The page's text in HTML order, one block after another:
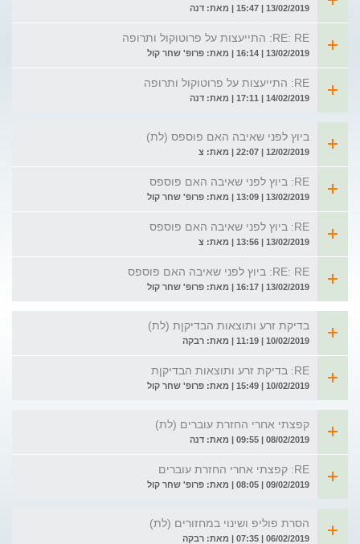
13/02/2019 | 15:47 | מאת: דנה
RE: RE: התייעצות על פרוטוקול ותרופה
13/02/2019 | 16:14 | מאת: פרופ' שחר קול
RE: התייעצות על פרוטוקול ותרופה
14/02/2019 | 17:11 | מאת: דנה
ביוץ לפני שאיבה האם פוספס (לת)
12/02/2019 | 22:07 | מאת: צ
RE: ביוץ לפני שאיבה האם פוספס
13/02/2019 | 13:09 | מאת: פרופ' שחר קול
RE: ביוץ לפני שאיבה האם פוספס
13/02/2019 | 13:56 | מאת: צ
RE: RE: ביוץ לפני שאיבה האם פוספס
13/02/2019 | 16:17 | מאת: פרופ' שחר קול
בדיקת זרע ותוצאות הבדיקןת (לת)
10/02/2019 | 11:19 | מאת: רבקה
RE: בדיקת זרע ותוצאות הבדיקןת
10/02/2019 | 15:49 | מאת: פרופ' שחר קול
קפצתי אחרי החזרת עוברים (לת)
08/02/2019 | 09:55 | מאת: דנה
RE: קפצתי אחרי החזרת עוברים
09/02/2019 | 08:05 | מאת: פרופ' שחר קול
הסרת פוליפ ושינוי במחזורים (לת)
06/02/2019 | 07:35 | מאת: רבקה